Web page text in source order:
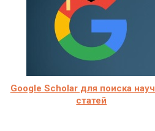
Google Scholar для поиска
статей